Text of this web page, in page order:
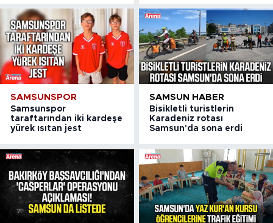
SAMSUNSPOR
Samsunspor
taraftarından iki kardeşe
yürek ısıtan jest
SAMSUN HABER
Bisikletli turistlerin
Karadeniz rotası
Samsun'da sona erdi